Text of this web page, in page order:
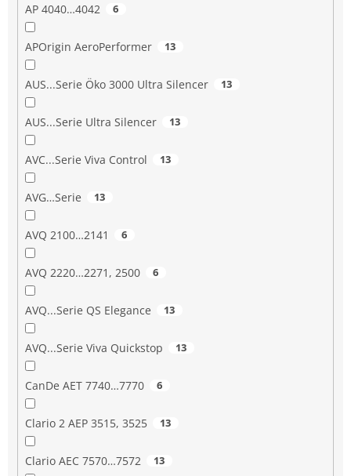
AP 4040…4042 6
APOrigin AeroPerformer 13
AUS...Serie Öko 3000 Ultra Silencer 13
AUS...Serie Ultra Silencer 13
AVC...Serie Viva Control 13
AVG…Serie 13
AVQ 2100…2141 6
AVQ 2220…2271, 2500 6
AVQ...Serie QS Elegance 13
AVQ...Serie Viva Quickstop 13
CanDe AET 7740…7770 6
Clario 2 AEP 3515, 3525 13
Clario AEC 7570…7572 13